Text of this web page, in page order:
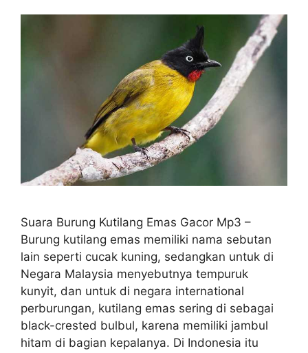
Suara Burung Kutilang Emas Gacor Mp3 –
Burung kutilang emas memiliki nama sebutan
lain seperti cucak kuning, sedangkan untuk di
Negara Malaysia menyebutnya tempuruk
kunyit, dan untuk di negara international
perburungan, kutilang emas sering di sebagai
black-crested bulbul, karena memiliki jambul
hitam di bagian kepalanya. Di Indonesia itu